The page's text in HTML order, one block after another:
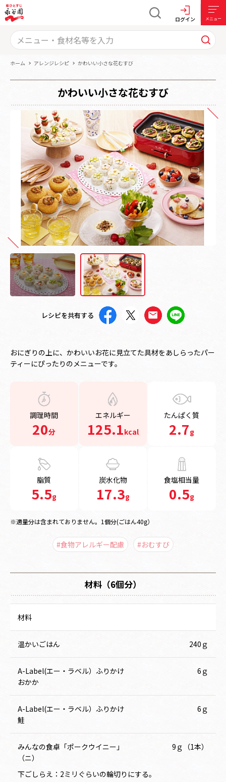
ログイン メニュー
ホーム アレンジレシピ かわいい小さな花むすび
かわいい小さな花むすび
レシピを共有する
おにぎりの上に、かわいいお花に見立てた具材をあしらったパー
ティーにぴったりのメニューです。
調理時間
20分
エネルギー
125.1kcal
たんぱく質
2.7g
脂質
5.5g
炭水化物
17.3g
食塩相当量
0.5g
※適量分は含まれておりません。1個分(ごはん40g）
#食物アレルギー配慮 #おむすび
材料（6個分）
材料
温かいごはん 240ｇ
A-Label(エー・ラベル）ふりかけ
おかか
6ｇ
A-Label(エー・ラベル）ふりかけ
鮭
6ｇ
みんなの食卓「ポークウイニー」
（ニ）
9ｇ（1本）
下ごしらえ：2ミリぐらいの輪切りにする。